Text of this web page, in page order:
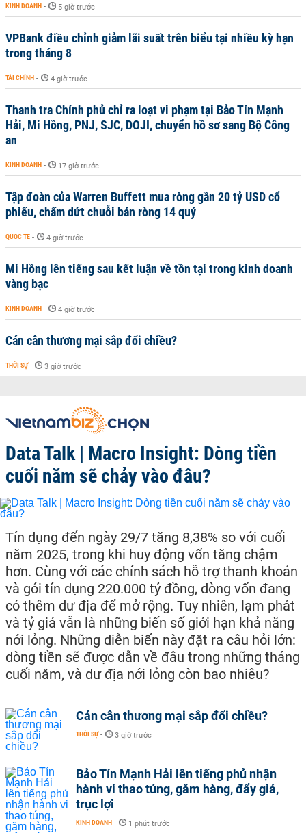
KINH DOANH - 5 giờ trước
VPBank điều chỉnh giảm lãi suất trên biểu tại nhiều kỳ hạn
trong tháng 8
TÀI CHÍNH - 4 giờ trước
Thanh tra Chính phủ chỉ ra loạt vi phạm tại Bảo Tín Mạnh
Hải, Mi Hồng, PNJ, SJC, DOJI, chuyển hồ sơ sang Bộ Công
an
KINH DOANH - 17 giờ trước
Tập đoàn của Warren Buffett mua ròng gần 20 tỷ USD cổ
phiếu, chấm dứt chuỗi bán ròng 14 quý
QUỐC TẾ - 4 giờ trước
Mi Hồng lên tiếng sau kết luận về tồn tại trong kinh doanh
vàng bạc
KINH DOANH - 4 giờ trước
Cán cân thương mại sắp đổi chiều?
THỜI SỰ - 3 giờ trước
Data Talk | Macro Insight: Dòng tiền
cuối năm sẽ chảy vào đâu?
Tín dụng đến ngày 29/7 tăng 8,38% so với cuối
năm 2025, trong khi huy động vốn tăng chậm
hơn. Cùng với các chính sách hỗ trợ thanh khoản
và gói tín dụng 220.000 tỷ đồng, dòng vốn đang
có thêm dư địa để mở rộng. Tuy nhiên, lạm phát
và tỷ giá vẫn là những biến số giới hạn khả năng
nới lỏng. Những diễn biến này đặt ra câu hỏi lớn:
dòng tiền sẽ được dẫn về đâu trong những tháng
cuối năm, và dư địa nới lỏng còn bao nhiêu?
Cán cân thương mại sắp đổi chiều?
THỜI SỰ - 3 giờ trước
Bảo Tín Mạnh Hải lên tiếng phủ nhận
hành vi thao túng, găm hàng, đẩy giá,
trục lợi
KINH DOANH - 1 phút trước